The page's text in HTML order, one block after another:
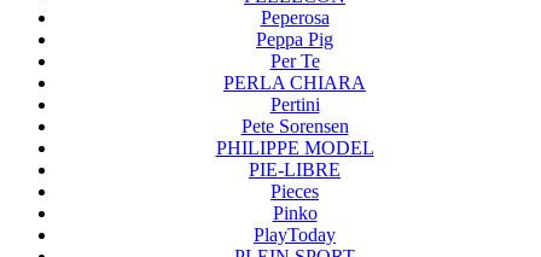
Peperosa
Peppa Pig
Per Te
PERLA CHIARA
Pertini
Pete Sorensen
PHILIPPE MODEL
PIE-LIBRE
Pieces
Pinko
PlayToday